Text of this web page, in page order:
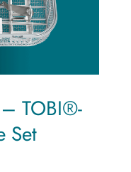
TOBI®-
Set